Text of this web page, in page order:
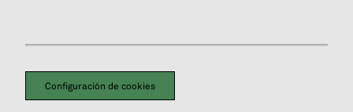
Configuración de cookies